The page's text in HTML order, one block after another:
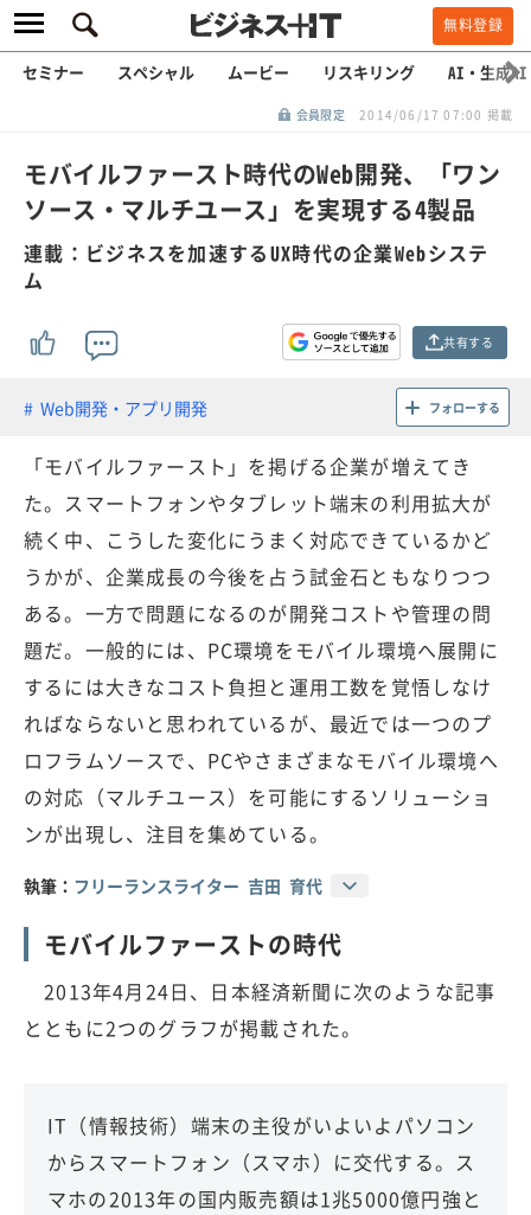
無料登録
セミナー スペシャル ムービー リスキリング AI・生成AI
会員限定 2014/06/17 07:00 掲載
モバイルファースト時代のWeb開発、「ワン
ソース・マルチユース」を実現する4製品
連載：ビジネスを加速するUX時代の企業Webシステ
ム
共有する
Web開発・アプリ開発 フォローする
「モバイルファースト」を掲げる企業が増えてき
た。スマートフォンやタブレット端末の利用拡大が
続く中、こうした変化にうまく対応できているかど
うかが、企業成長の今後を占う試金石ともなりつつ
ある。一方で問題になるのが開発コストや管理の問
題だ。一般的には、PC環境をモバイル環境へ展開に
するには大きなコスト負担と運用工数を覚悟しなけ
ればならないと思われているが、最近では一つのプ
ロフラムソースで、PCやさまざまなモバイル環境へ
の対応（マルチユース）を可能にするソリューショ
ンが出現し、注目を集めている。
執筆： フリーランスライター 吉田 育代
モバイルファーストの時代
2013年4月24日、日本経済新聞に次のような記事
とともに2つのグラフが掲載された。
IT（情報技術）端末の主役がいよいよパソコン
からスマートフォン（スマホ）に交代する。ス
マホの2013年の国内販売額は1兆5000億円強と